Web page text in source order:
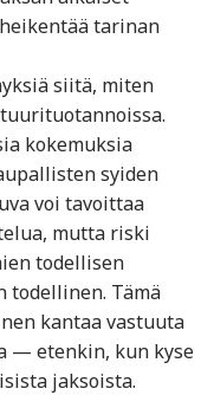
tarinan
siitä, miten
kokemuksia
syiden
voi tavoittaa
mutta riski
todellisen
todellinen. Tämä
kantaa vastuuta
— etenkin, kun kyse
jaksoista.